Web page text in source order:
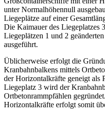
unter Normalhöhennull
Liegeplätze auf einer
Die Kaimauer des Liegeplatzes
Liegeplätzen 1 und 2
ausgeführt.
Üblicherweise erfolgt die
Kranbahnbalkens mittels
der Horizontalkräfte geneigt als
Liegeplatz 3 wird der
Ortbetonrammpfählen
Horizontalkräfte erfolgt somit